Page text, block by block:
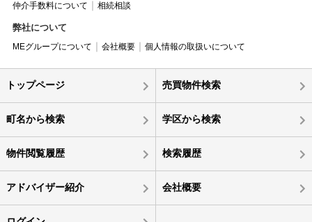
仲介手数料について
相続相談
弊社について
MEグループについて 会社概要 個人情報の取扱いについて
トップページ 売買物件検索
町名から検索 学区から検索
物件閲覧履歴 検索履歴
アドバイザー紹介 会社概要